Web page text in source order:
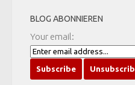
BLOG ABONNIEREN
Your email: